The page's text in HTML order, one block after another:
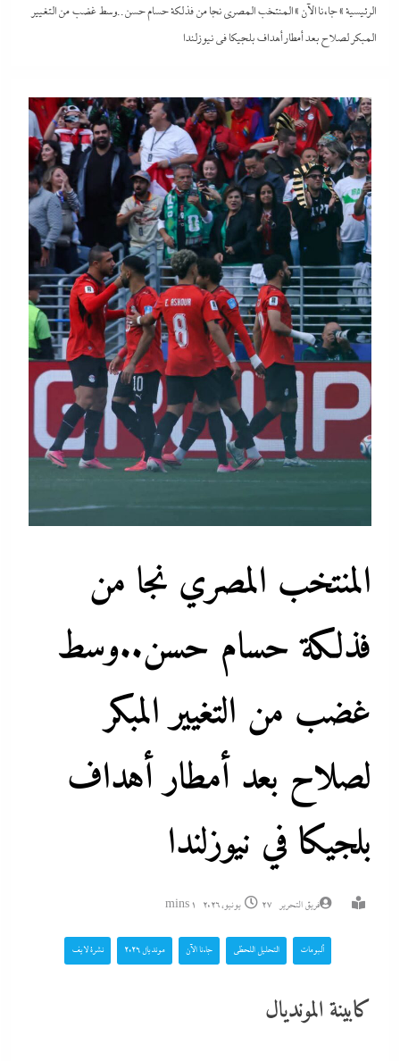
الرئيسية»جاءنا الآن »المنتخب المصري نجا من فذلكة حسام حسن..وسط غضب من التغيير
المبكر لصلاح بعد أمطار أهداف بلجيكا في نيوزلندا
المنتخب المصري نجا من
فذلكة حسام حسن..وسط
غضب من التغيير المبكر
لصلاح بعد أمطار أهداف
بلجيكا في نيوزلندا
فريق التحرير 27 يونيو، 2026 1 mins
ألبومات التحليل اللحظي جاءنا الآن مونديال 2026 نشرة لايف
كابينة المونديال